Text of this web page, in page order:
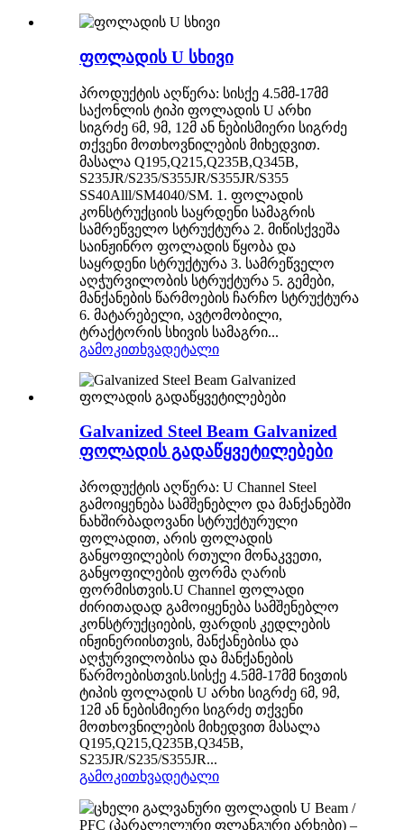
ფოლადის U სხივი
პროდუქტის აღწერა: სისქე 4.5მმ-17მმ
საქონლის ტიპი ფოლადის U არხი
სიგრძე 6მ, 9მ, 12მ ან ნებისმიერი სიგრძე
თქვენი მოთხოვნილების მიხედვით.
მასალა Q195,Q215,Q235B,Q345B,
S235JR/S235/S355JR/S355JR/S355
SS40Alll/SM4040/SM. 1. ფოლადის
კონსტრუქციის საყრდენი სამაგრის
სამრეწველო სტრუქტურა 2. მიწისქვეშა
საინჟინრო ფოლადის წყობა და
საყრდენი სტრუქტურა 3. სამრეწველო
აღჭურვილობის სტრუქტურა 5. გემები,
მანქანების წარმოების ჩარჩო სტრუქტურა
6. მატარებელი, ავტომობილი,
ტრაქტორის სხივის სამაგრი...
გამოკითხვადეტალი
Galvanized Steel Beam Galvanized
ფოლადის გადაწყვეტილებები
პროდუქტის აღწერა: U Channel Steel
გამოიყენება სამშენებლო და მანქანებში
ნახშირბადოვანი სტრუქტურული
ფოლადით, არის ფოლადის
განყოფილების რთული მონაკვეთი,
განყოფილების ფორმა ღარის
ფორმისთვის.U Channel ფოლადი
ძირითადად გამოიყენება სამშენებლო
კონსტრუქციების, ფარდის კედლების
ინჟინერიისთვის, მანქანებისა და
აღჭურვილობისა და მანქანების
წარმოებისთვის.სისქე 4.5მმ-17მმ ნივთის
ტიპის ფოლადის U არხი სიგრძე 6მ, 9მ,
12მ ან ნებისმიერი სიგრძე თქვენი
მოთხოვნილების მიხედვით მასალა
Q195,Q215,Q235B,Q345B,
S235JR/S235/S355JR...
გამოკითხვადეტალი